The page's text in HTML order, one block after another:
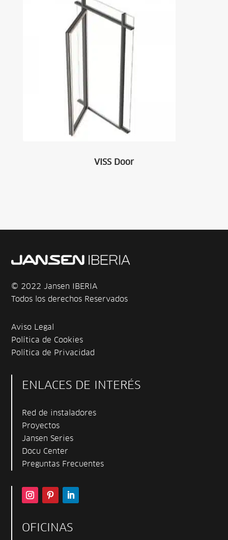
VISS Door
© 2022 Jansen IBERIA
Todos los derechos Reservados
Aviso Legal
Política de Cookies
Política de Privacidad
ENLACES DE INTERÉS
Red de instaladores
Proyectos
Jansen Series
Docu Center
Preguntas Frecuentes
OFICINAS